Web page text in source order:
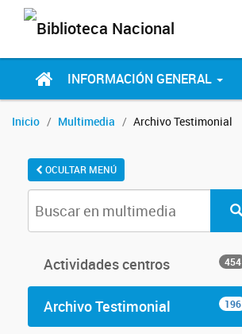
INFORMACIÓN GENERAL
Inicio Multimedia Archivo Testimonial
OCULTAR MENÚ
Actividades centros 454
Archivo Testimonial 196